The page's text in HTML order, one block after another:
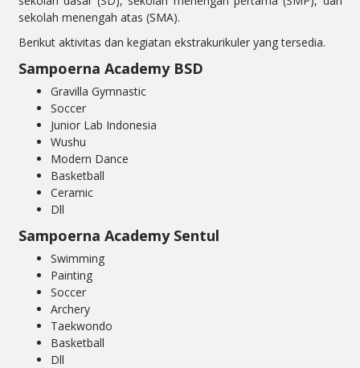
sekolah menengah atas (SMA).
Berikut aktivitas dan kegiatan ekstrakurikuler yang tersedia.
Sampoerna Academy BSD
Gravilla Gymnastic
Soccer
Junior Lab Indonesia
Wushu
Modern Dance
Basketball
Ceramic
Dll
Sampoerna Academy Sentul
Swimming
Painting
Soccer
Archery
Taekwondo
Basketball
Dll